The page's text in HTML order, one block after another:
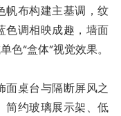
帆布构建主基调，纹
色调相映成趣，墙面
“盒体”视觉效果。
面桌台与隔断屏风之
简约玻璃展示架、低